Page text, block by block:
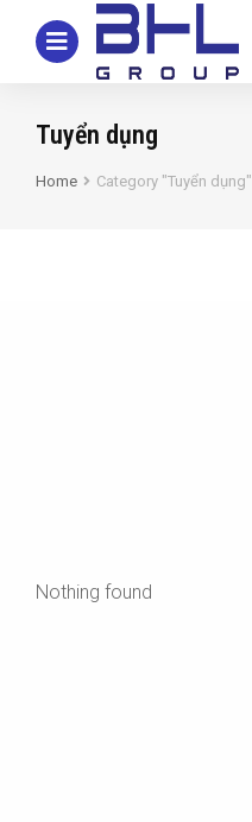
Tuyển dụng
You are here:
Home Category "Tuyển dụng"
Nothing found